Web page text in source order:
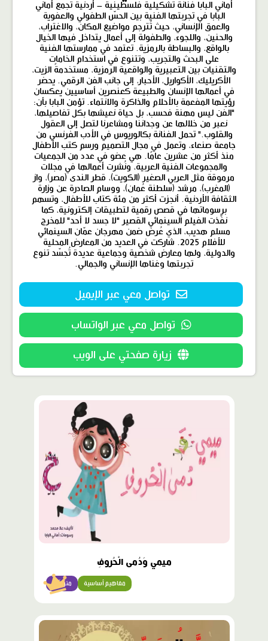
أماني البابا فنانة تشكيلية فلسطينية – أردنية تجمع أماني
البابا في تجربتها الفنية بين الحسّ الطفولي والعفوية
والعمق الإنساني، حيث تُترجم مواضيع المكان، والاغتراب،
والحنين، واللجوء، والطفولة إلى أعمال يتداخل فيها الخيال
بالواقع، والبساطة بالرمزية. تعتمد في ممارستها الفنية
على البحث والتجريب، وتتنوع في استخدام الخامات
والتقنيات بين التعبيرية والواقعية الرمزية، مستخدمةً الزيت،
الأكريليك، الأكواريل، الأحبار، إلى جانب الفن الرقمي. يحضر
في أعمالها الإنسان والطبيعة كعنصرين أساسيين يعكسان
رؤيتها المفعمة بالأحلام والذاكرة والانتماء. تؤمن البابا بأن:
"الفن ليس مهنة فحسب، بل حياة نعيشها بكل تفاصيلها،
نعبر من خلالها عن وجداننا ومشاعرنا لتصل إلى العقول
والقلوب." تحمل الفنانة بكالوريوس في الأدب الفرنسي من
جامعة صنعاء، وتعمل في مجال التصميم ورسم كتب الأطفال
منذ أكثر من عشرين عامًا. هي عضو في عدد من الجمعيات
والمجموعات الفنية العربية، ونُشرت أعمالها في مجلات
مرموقة مثل العربي الصغير (الكويت)، قطر الندى (مصر)، واز
(المغرب)، مرشد (سلطنة عُمان)، ووسام الصادرة عن وزارة
الثقافة الأردنية. أنجزت أكثر من مئة كتاب للأطفال، وتسهم
برسوماتها في قصص رقمية لتطبيقات إلكترونية، كما
نفّذت الفيلم السينمائي القصير "لا جسد لا أحد" للمخرج
مسلم هديب، الذي عُرض ضمن مهرجان عمّان السينمائي
للأفلام 2025. شاركت في العديد من المعارض المحلية
والدولية، ولها معارض شخصية وجماعية عديدة تُجسّد تنوع
تجربتها وغناها الإنساني والجمالي.
تواصل معي عبر الإيميل
تواصل معي عبر الواتساب
زيارة صفحتي على الويب
محتوى
ميمي وَدُمى الْحُروفِ
متوسّط مفاهيم أساسية
محتوى